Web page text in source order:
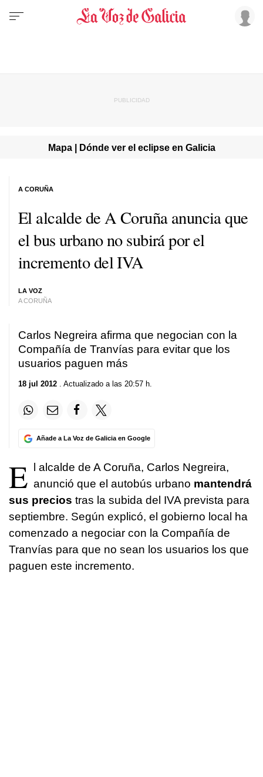
Mapa | Dónde ver el eclipse en Galicia
El alcalde de A Coruña anuncia que
el bus urbano no subirá por el
incremento del IVA
LA VOZ
A CORUÑA
A CORUÑA
Carlos Negreira afirma que negocian con la
Compañía de Tranvías para evitar que los
usuarios paguen más
18 jul 2012 . Actualizado a las 20:57 h.
Añade a La Voz de Galicia en Google
E
l alcalde de A Coruña, Carlos Negreira,
anunció que el autobús urbano mantendrá
sus precios tras la subida del IVA prevista para
septiembre. Según explicó, el gobierno local ha
comenzado a negociar con la Compañía de
Tranvías para que no sean los usuarios los que
paguen este incremento.